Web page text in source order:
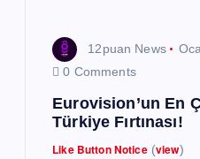
12puan News
0 Comments
Eurovision’un En
Türkiye Fırtınası!
Like Button Notice(view)